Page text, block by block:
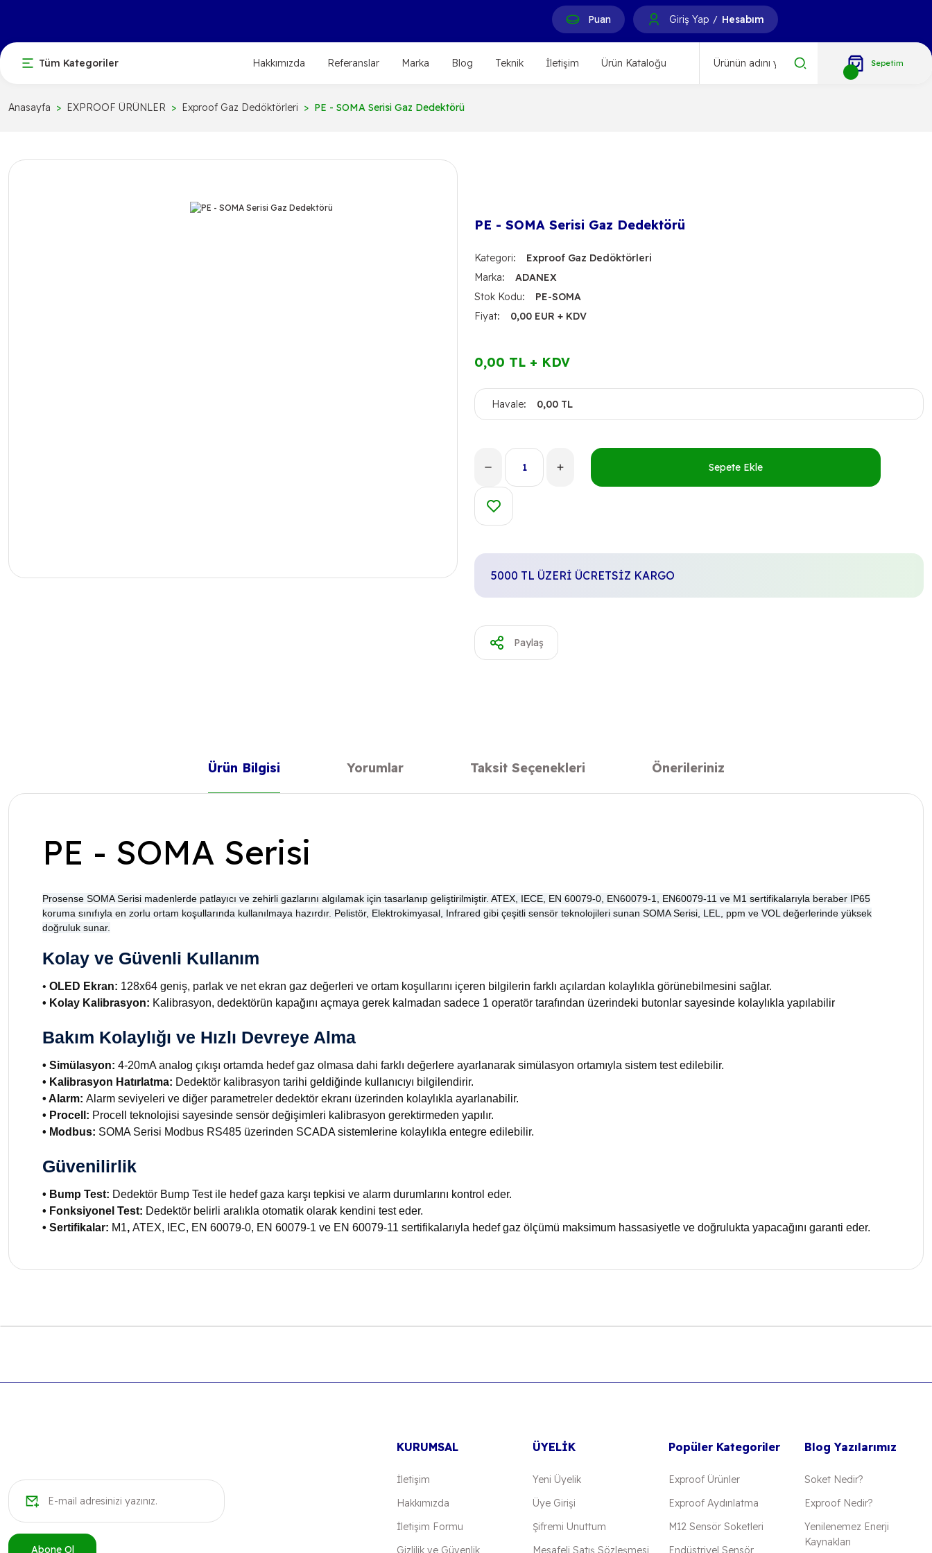
Puan Giriş Yap / Hesabım
Tüm Kategoriler Hakkımızda Referanslar Marka Blog Teknik İletişim Ürün Kataloğu Sepetim
Anasayfa EXPROOF ÜRÜNLER Exproof Gaz Dedöktörleri PE - SOMA Serisi Gaz Dedektörü
PE - SOMA Serisi Gaz Dedektörü
Kategori
Exproof Gaz Dedöktörleri
Marka
ADANEX
Stok Kodu
PE-SOMA
Fiyat
0,00 EUR + KDV
0,00 TL + KDV
Havale 0,00 TL
Sepete Ekle
5000 TL ÜZERİ ÜCRETSİZ KARGO
Paylaş
Ürün Bilgisi Yorumlar Taksit Seçenekleri Önerileriniz
PE - SOMA Serisi
Prosense SOMA Serisi madenlerde patlayıcı ve zehirli gazlarını algılamak için tasarlanıp geliştirilmiştir. ATEX, IECE, EN 60079-0, EN60079-1, EN60079-11 ve M1 sertifikalarıyla beraber IP65
koruma sınıfıyla en zorlu ortam koşullarında kullanılmaya hazırdır. Pelistör, Elektrokimyasal, Infrared gibi çeşitli sensör teknolojileri sunan SOMA Serisi, LEL, ppm ve VOL değerlerinde yüksek
doğruluk sunar.
Kolay ve Güvenli Kullanım
• OLED Ekran: 128x64 geniş, parlak ve net ekran gaz değerleri ve ortam koşullarını içeren bilgilerin farklı açılardan kolaylıkla görünebilmesini sağlar.
• Kolay Kalibrasyon: Kalibrasyon, dedektörün kapağını açmaya gerek kalmadan sadece 1 operatör tarafından üzerindeki butonlar sayesinde kolaylıkla yapılabilir
Bakım Kolaylığı ve Hızlı Devreye Alma
• Simülasyon: 4-20mA analog çıkışı ortamda hedef gaz olmasa dahi farklı değerlere ayarlanarak simülasyon ortamıyla sistem test edilebilir.
• Kalibrasyon Hatırlatma: Dedektör kalibrasyon tarihi geldiğinde kullanıcıyı bilgilendirir.
• Alarm: Alarm seviyeleri ve diğer parametreler dedektör ekranı üzerinden kolaylıkla ayarlanabilir.
• Procell: Procell teknolojisi sayesinde sensör değişimleri kalibrasyon gerektirmeden yapılır.
• Modbus: SOMA Serisi Modbus RS485 üzerinden SCADA sistemlerine kolaylıkla entegre edilebilir.
Güvenilirlik
• Bump Test: Dedektör Bump Test ile hedef gaza karşı tepkisi ve alarm durumlarını kontrol eder.
• Fonksiyonel Test: Dedektör belirli aralıkla otomatik olarak kendini test eder.
• Sertifikalar: M1, ATEX, IEC, EN 60079-0, EN 60079-1 ve EN 60079-11 sertifikalarıyla hedef gaz ölçümü maksimum hassasiyetle ve doğrulukta yapacağını garanti eder.
Görüş ve önerileriniz için teşekkür ederiz.
Gönder
Abone Ol
KURUMSAL
İletişim
Hakkımızda
İletişim Formu
Gizlilik ve Güvenlik
ÜYELİK
Yeni Üyelik
Üye Girişi
Şifremi Unuttum
Mesafeli Satış Sözleşmesi
Popüler Kategoriler
Exproof Ürünler
Exproof Aydınlatma
M12 Sensör Soketleri
Endüstriyel Sensör
Blog Yazılarımız
Soket Nedir?
Exproof Nedir?
Yenilenemez Enerji
Kaynakları